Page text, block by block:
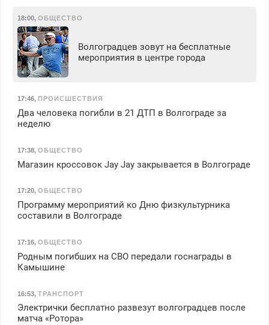
18:00, ОБЩЕСТВО
Волгоградцев зовут на бесплатные
мероприятия в центре города
17:46, ПРОИСШЕСТВИЯ
Два человека погибли в 21 ДТП в Волгограде за
неделю
17:38, ОБЩЕСТВО
Магазин кроссовок Jay Jay закрывается в Волгограде
17:20, ОБЩЕСТВО
Программу мероприятий ко Дню физкультурника
составили в Волгограде
17:16, ОБЩЕСТВО
Родным погибших на СВО передали госнаграды в
Камышине
16:53, ТРАНСПОРТ
Электрички бесплатно развезут волгоградцев после
матча «Ротора»